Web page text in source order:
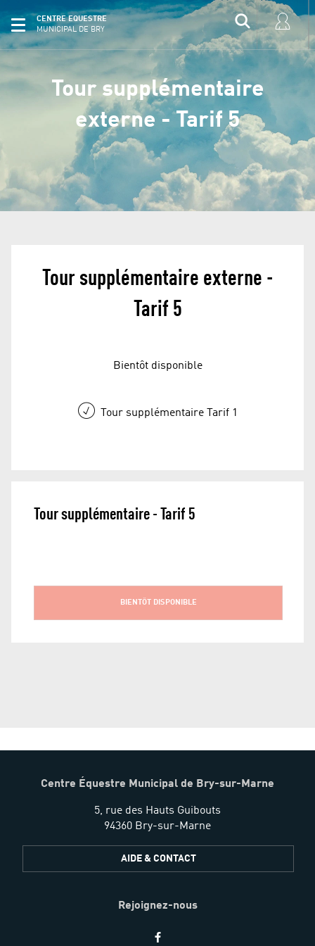
CENTRE EQUESTRE
MUNICIPAL DE BRY
Tour supplémentaire
externe - Tarif 5
Tour supplémentaire externe -
Tarif 5
Bientôt disponible
Tour supplémentaire Tarif 1
Tour supplémentaire - Tarif 5
BIENTÔT DISPONIBLE
Centre Équestre Municipal de Bry-sur-Marne
5, rue des Hauts Guibouts
94360 Bry-sur-Marne
AIDE & CONTACT
Rejoignez-nous